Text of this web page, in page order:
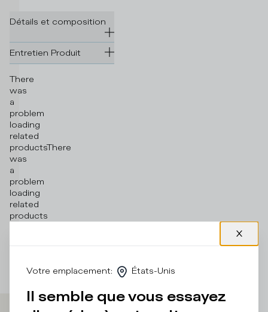
Détails et composition
Entretien Produit
There
was
a
problem
loading
related
productsThere
was
a
problem
loading
related
products
Votre emplacement: États-Unis
Il semble que vous essayez